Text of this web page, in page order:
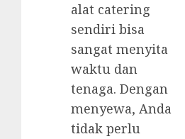
alat catering
sendiri bisa
sangat menyita
waktu dan
tenaga. Dengan
menyewa, Anda
tidak perlu